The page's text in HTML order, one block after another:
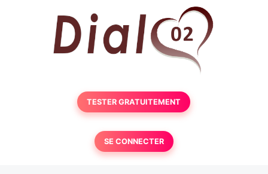
TESTER GRATUITEMENT
SE CONNECTER